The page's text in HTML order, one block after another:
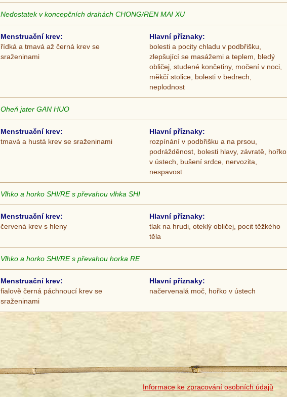
Nedostatek v koncepčních drahách CHONG/REN MAI XU
Menstruační krev:
řídká a tmavá až černá krev se
sraženinami
Hlavní příznaky:
bolesti a pocity chladu v podbřišku,
zlepšující se masážemi a teplem, bledý
obličej, studené končetiny, močení v noci,
měkčí stolice, bolesti v bedrech,
neplodnost
Oheň jater GAN HUO
Menstruační krev:
tmavá a hustá krev se sraženinami
Hlavní příznaky:
rozpínání v podbřišku a na prsou,
podrážděnost, bolesti hlavy, závratě, hořko
v ústech, bušení srdce, nervozita,
nespavost
Vlhko a horko SHI/RE s převahou vlhka SHI
Menstruační krev:
červená krev s hleny
Hlavní příznaky:
tlak na hrudi, oteklý obličej, pocit těžkého
těla
Vlhko a horko SHI/RE s převahou horka RE
Menstruační krev:
fialově černá páchnoucí krev se
sraženinami
Hlavní příznaky:
načervenalá moč, hořko v ústech
Informace ke zpracování osobních údajů